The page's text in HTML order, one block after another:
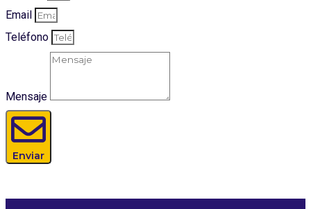
Email
Teléfono
Mensaje
Enviar